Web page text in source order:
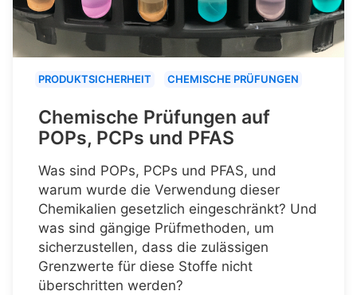
PRODUKTSICHERHEIT CHEMISCHE PRÜFUNGEN
Chemische Prüfungen auf
POPs, PCPs und PFAS
Was sind POPs, PCPs und PFAS, und
warum wurde die Verwendung dieser
Chemikalien gesetzlich eingeschränkt? Und
was sind gängige Prüfmethoden, um
sicherzustellen, dass die zulässigen
Grenzwerte für diese Stoffe nicht
überschritten werden?